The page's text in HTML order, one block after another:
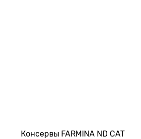
Консервы FARMINA ND CAT